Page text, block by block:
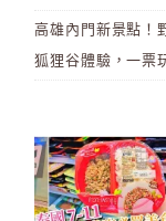
高雄內門新景點！
狐狸谷體驗，一票